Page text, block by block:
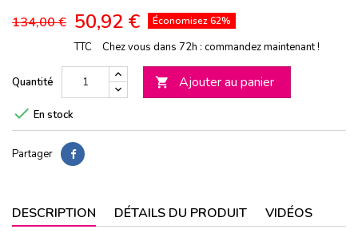
134,00 € 50,92 € Économisez 62%
TTC Chez vous dans 72h : commandez maintenant !
Quantité  Ajouter au panier
 En stock
Partager
DESCRIPTION DÉTAILS DU PRODUIT VIDÉOS